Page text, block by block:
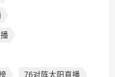
76对阵太阳直播